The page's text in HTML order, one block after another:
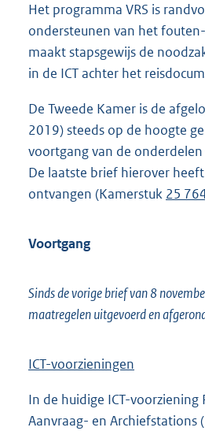
Het programma VRS is
ondersteunen van het
maakt stapsgewijs de
in de ICT achter het
De Tweede Kamer is de
2019) steeds op de hoogte
voortgang van de
De laatste brief hierover
ontvangen (Kamerstuk 25
Voortgang
Sinds de vorige brief van 8
maatregelen uitgevoerd en
ICT-voorzieningen
In de huidige ICT-voorziening
Aanvraag- en Archiefstations